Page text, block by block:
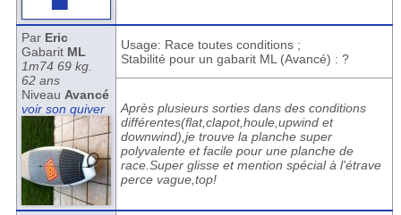
Par Eric
Gabarit ML
1m74 69 kg.
62 ans
Niveau Avancé
voir son quiver
Usage: Race toutes conditions ;
Stabilité pour un gabarit ML (Avancé) : ?
Après plusieurs sorties dans des conditions
différentes(flat,clapot,houle,upwind et
downwind),je trouve la planche super
polyvalente et facile pour une planche de
race.Super glisse et mention spécial à l'étrave
perce vague,top!